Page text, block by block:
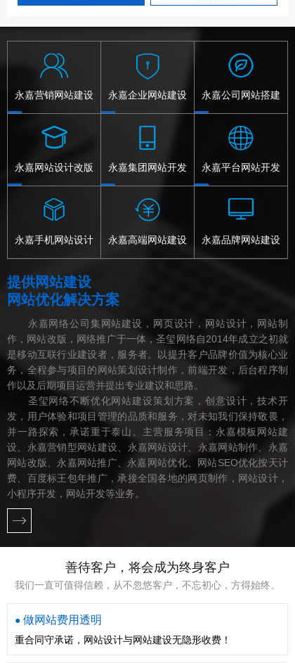
永嘉营销网站建设 永嘉企业网站建设 永嘉公司网站搭建
永嘉网站设计改版 永嘉集团网站开发 永嘉平台网站开发
永嘉手机网站设计 永嘉高端网站建设 永嘉品牌网站建设
提供网站建设
网站优化解决方案
永嘉网络公司集网站建设，网页设计，网站设计，网站制
作，网站改版，网络推广于一体，圣玺网络自2014年成立之初就
是移动互联行业建设者，服务者。以提升客户品牌价值为核心业
务，全程参与项目的网站策划设计制作，前端开发，后台程序制
作以及后期项目运营并提出专业建议和思路。
圣玺网络不断优化网站建设策划方案，创意设计，技术开
发，用户体验和项目管理的品质和服务，对未知我们保持敬畏，
并一路探索，承诺重于泰山。主营服务项目：永嘉模板网站建
设、永嘉营销型网站建设、永嘉网站设计、永嘉网站制作、永嘉
网站改版、永嘉网站推广、永嘉网站优化、网站SEO优化按天计
费、百度标王包年推广，承接全国各地的网页制作，网站设计，
小程序开发，网站开发等业务。
善待客户，将会成为终身客户
我们一直可值得信赖，从不忽悠客户，不忘初心，方得始终。
● 做网站费用透明
重合同守承诺，网站设计与网站建设无隐形收费！